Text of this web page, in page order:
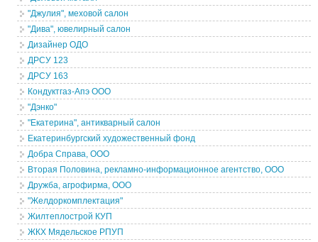
"Джулия", меховой салон
"Дива", ювелирный салон
Дизайнер ОДО
ДРСУ 123
ДРСУ 163
Кондуктгаз-Апэ ООО
"Дэнко"
"Екатерина", антикварный салон
Екатеринбургский художественный фонд
Добра Справа, ООО
Вторая Половина, рекламно-информационное агентство, ООО
Дружба, агрофирма, ООО
"Желдоркомплектация"
Жилтеплострой КУП
ЖКХ Мядельское РПУП